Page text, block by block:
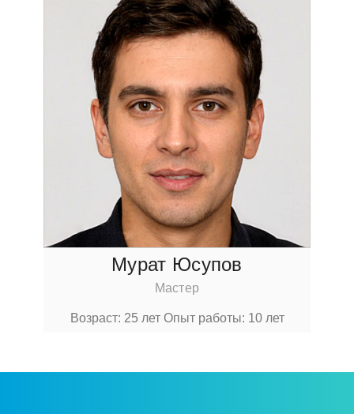
Мурат Юсупов
Мастер
Возраст: 25 летОпыт работы: 10 лет